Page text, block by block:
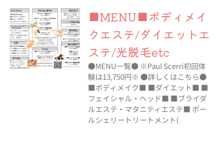
■MENU■ボディメイ
クエステ/ダイエットエ
ステ/光脱毛etc
●MENU一覧● ※Paul Scerri初回体
験は13,750円※ ●詳しくはこちら●
■ボディメイク■ ■ダイエット■ ■
フェイシャル・ヘッド■ ■ブライダ
ルエステ・マタニティエステ■ ポー
ルシェリートリートメント(
ー
ジ
ー
ジ